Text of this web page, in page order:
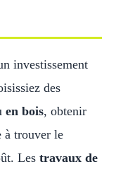
investissement
des
en bois, obtenir
à trouver le
Les travaux de